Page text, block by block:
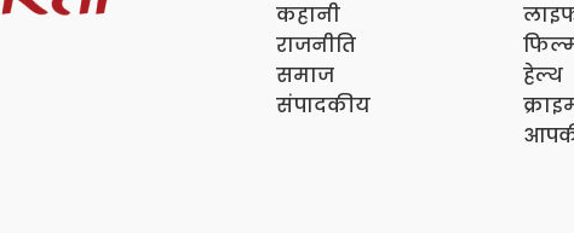
कहानी
राजनीति
समाज
संपादकीय
हेल्थ